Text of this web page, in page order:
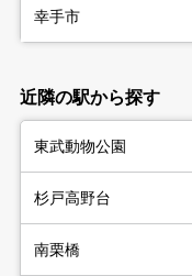
幸手市
近隣の駅から探す
東武動物公園
杉戸高野台
南栗橋